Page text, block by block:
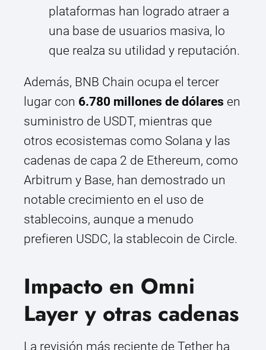
plataformas han logrado atraer a
una base de usuarios masiva, lo
que realza su utilidad y reputación.
Además, BNB Chain ocupa el tercer
lugar con 6.780 millones de dólares en
suministro de USDT, mientras que
otros ecosistemas como Solana y las
cadenas de capa 2 de Ethereum, como
Arbitrum y Base, han demostrado un
notable crecimiento en el uso de
stablecoins, aunque a menudo
prefieren USDC, la stablecoin de Circle.
Impacto en Omni
Layer y otras cadenas
La revisión más reciente de Tether ha